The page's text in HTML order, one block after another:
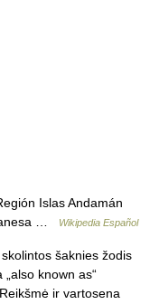
Islas Andamán
…
Wikipedia Español
šaknies žodis
known as“
ir vartosena